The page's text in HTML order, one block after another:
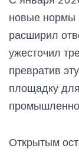
новые нормы
расширил
ужесточил
превратив
площадку
Открытым